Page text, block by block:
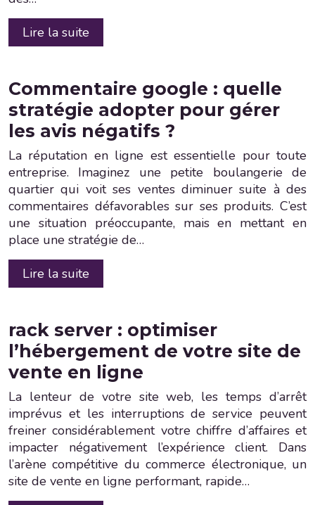
Lire la suite
Commentaire google : quelle
stratégie adopter pour gérer
les avis négatifs ?
La réputation en ligne est essentielle pour toute
entreprise. Imaginez une petite boulangerie de
quartier qui voit ses ventes diminuer suite à des
commentaires défavorables sur ses produits. C’est
une situation préoccupante, mais en mettant en
place une stratégie de…
Lire la suite
rack server : optimiser
l’hébergement de votre site de
vente en ligne
La lenteur de votre site web, les temps d’arrêt
imprévus et les interruptions de service peuvent
freiner considérablement votre chiffre d’affaires et
impacter négativement l’expérience client. Dans
l’arène compétitive du commerce électronique, un
site de vente en ligne performant, rapide…